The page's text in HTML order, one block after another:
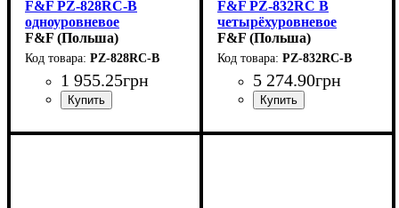
F&F PZ-828RC-B
одноуровневое
F&F (Польша)
PZ-828RC-B
1 955.25грн
мм
Контроллеры для систем
F&F PZ-832RC B
четырёхуровневое
F&F (Польша)
PZ-832RC-B
5 274.90грн
мм
Контроллеры для систем